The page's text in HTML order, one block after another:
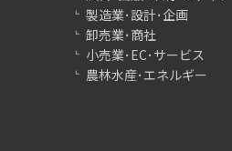
製造業･設計･企画
卸売業･商社
小売業･EC･サービス
農林水産･エネルギー